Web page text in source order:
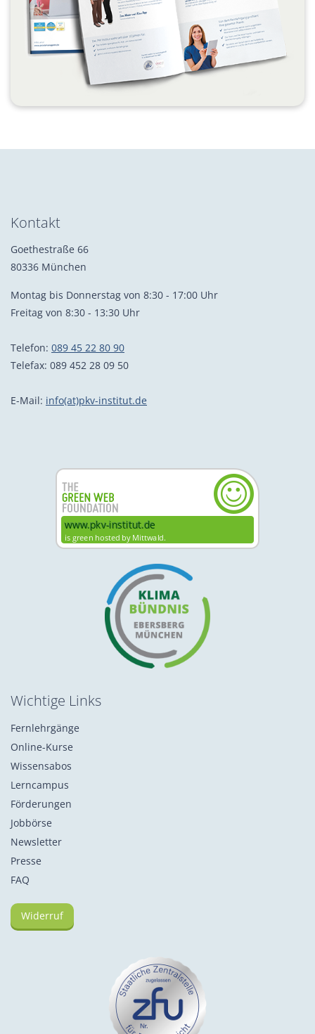
Kontakt
Goethestraße 66
80336 München
Montag bis Donnerstag von 8:30 - 17:00 Uhr
Freitag von 8:30 - 13:30 Uhr
Telefon: 089 45 22 80 90
Telefax: 089 452 28 09 50
E-Mail: info(at)pkv-institut.de
Wichtige Links
Fernlehrgänge
Online-Kurse
Wissensabos
Lerncampus
Förderungen
Jobbörse
Newsletter
Presse
FAQ
Widerruf